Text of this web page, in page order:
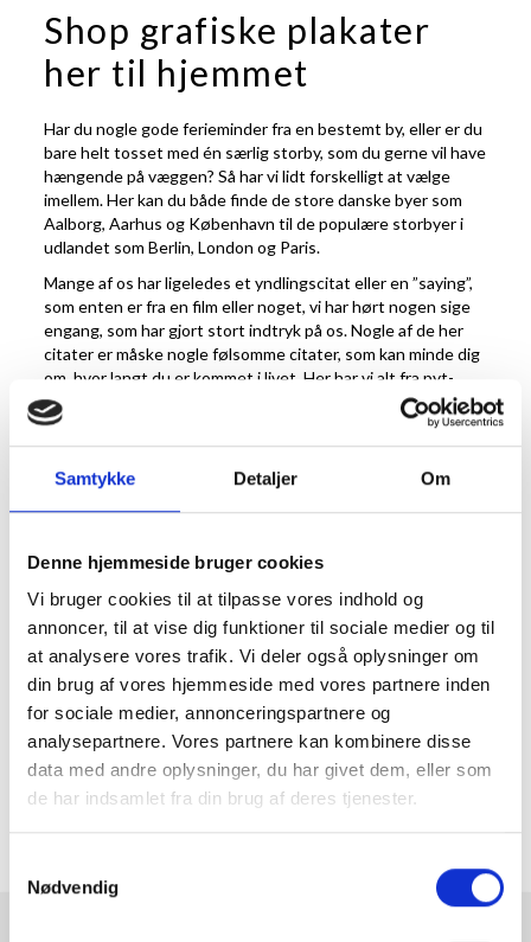
Samtykke Detaljer Om
Denne hjemmeside bruger cookies
Vi bruger cookies til at tilpasse vores indhold og
annoncer, til at vise dig funktioner til sociale medier og til
at analysere vores trafik. Vi deler også oplysninger om
din brug af vores hjemmeside med vores partnere inden
for sociale medier, annonceringspartnere og
analysepartnere. Vores partnere kan kombinere disse
data med andre oplysninger, du har givet dem, eller som
de har indsamlet fra din brug af deres tjenester.
Nødvendig
Shop grafiske plakater
her til hjemmet
Har du nogle gode ferieminder fra en bestemt by, eller er du
bare helt tosset med én særlig storby, som du gerne vil have
hængende på væggen? Så har vi lidt forskelligt at vælge
imellem. Her kan du både finde de store danske byer som
Aalborg, Aarhus og København til de populære storbyer i
udlandet som Berlin, London og Paris.
Mange af os har ligeledes et yndlingscitat eller en ”saying”,
som enten er fra en film eller noget, vi har hørt nogen sige
engang, som har gjort stort indtryk på os. Nogle af de her
citater er måske nogle følsomme citater, som kan minde dig
om, hvor langt du er kommet i livet. Her har vi alt fra pyt-
plakaten til de dage, hvor alting bare sejler, til
motivationscitater såsom ”Go the extra mile”.
Udforsk vores store
udvalg af grafiske
plakater
Vi har utrolige mange fine grafiske plakater i vores
sortiment. Der er noget for enhver smag og stilmæssig
præference. Her kan du både finde plakater af storbyer,
abstrakte motiver, stregtegninger til citatplakater.
Mangler du en ramme til din plakat? Så har vi naturligvis også
et stort udvalg af rammer i forskellige størrelser. Find den
ramme, der passer til din plakather. Er du på udkig efter en
ramme i en særlig størrelse, så kan du også finde dem på